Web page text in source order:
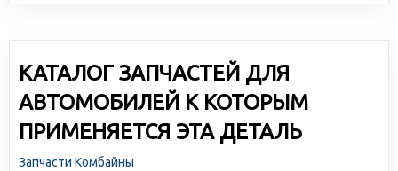
КАТАЛОГ ЗАПЧАСТЕЙ ДЛЯ
АВТОМОБИЛЕЙ К КОТОРЫМ
ПРИМЕНЯЕТСЯ ЭТА ДЕТАЛЬ
Запчасти Комбайны